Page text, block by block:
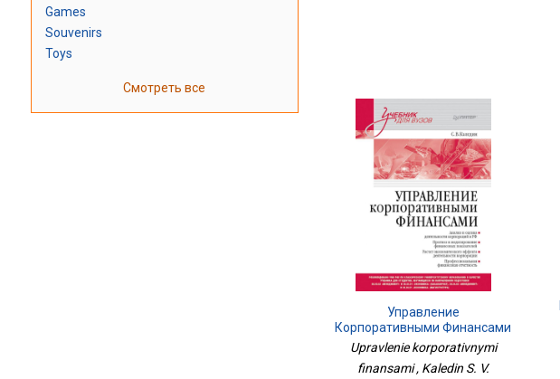
Games
Souvenirs
Toys
Смотреть все
Управление
Корпоративными Финансами
Upravlenie korporativnymi
finansami , Kaledin S. V.